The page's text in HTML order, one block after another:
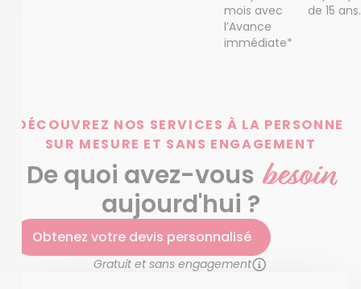
mois avec
l’Avance
immédiate*
de 15 ans.
DÉCOUVREZ NOS SERVICES À LA PERSONNE
SUR MESURE ET SANS ENGAGEMENT
De quoi avez-vous besoin
aujourd'hui ?
Obtenez votre devis personnalisé
Gratuit et sans engagement